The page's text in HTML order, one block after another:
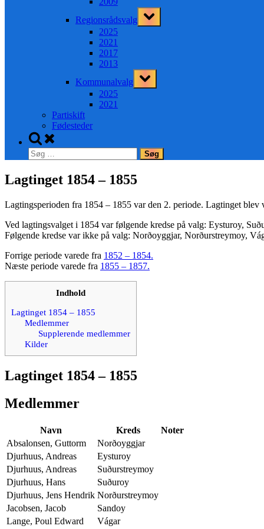
Regionsrådsvalg
Toggle
sub-
2025
2021
2017
2013
Kommunalvalg
Toggle
sub-
2025
2021
Partiskift
Fødesteder
Toggle
search
form
Søg
efter:
Lagtinget 1854 – 1855
Lagtingsperioden fra 1854 – 1855 var den 2. periode. Lagtinget blev
Ved lagtingsvalget i 1854 var følgende kredse på valg: Eysturoy,
Følgende kredse var ikke på valg: Norðoyggjar, Norðurstreymoy,
Forrige periode varede fra 1852 – 1854.
Næste periode varede fra 1855 – 1857.
Indhold
Lagtinget 1854 – 1855
Medlemmer
Supplerende medlemmer
Kilder
Lagtinget 1854 – 1855
Medlemmer
Navn Kreds
Noter
Absalonsen, Guttorm
Norðoyggjar
Djurhuus, Andreas
Eysturoy
Djurhuus, Andreas
Suðurstreymoy
Djurhuus, Hans
Suðuroy
Djurhuus, Jens Hendrik Norðurstreymoy
Jacobsen, Jacob
Sandoy
Lange, Poul Edward
Vágar